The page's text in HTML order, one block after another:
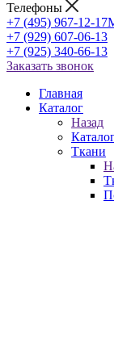
Телефоны
+7 (495) 967-12-17
+7 (929) 607-06-13
+7 (925) 340-66-13
Заказать звонок
Главная
Каталог
Назад
Ткани